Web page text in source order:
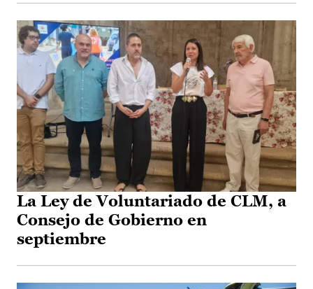
La Ley de Voluntariado de CLM, a
Consejo de Gobierno en
septiembre